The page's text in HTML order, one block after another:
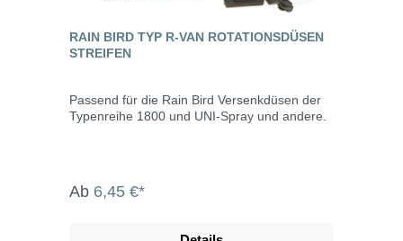
RAIN BIRD TYP R-VAN ROTATIONSDÜSEN
STREIFEN
Passend für die Rain Bird Versenkdüsen der
Typenreihe 1800 und UNI-Spray und andere.
Ab 6,45 €*